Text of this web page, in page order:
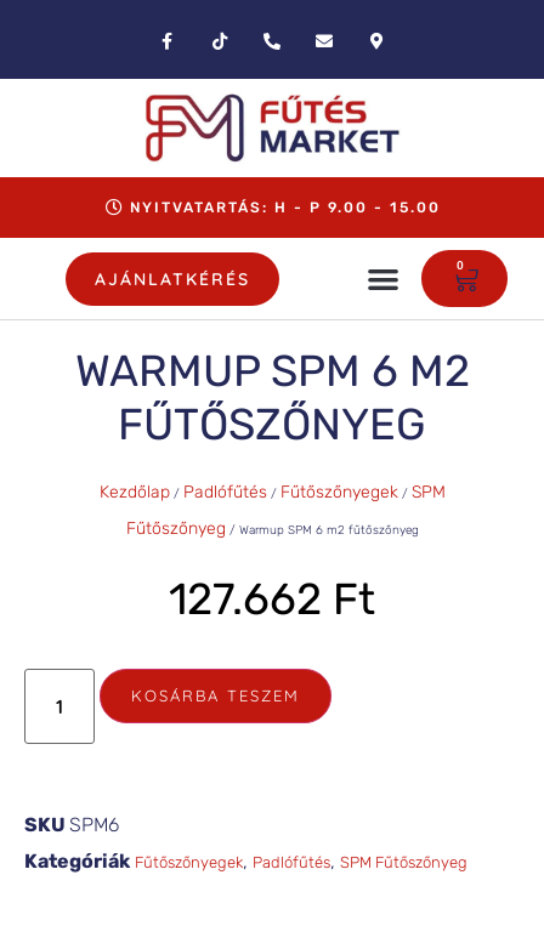
NYITVATARTÁS: H - P 9.00 - 15.00
AJÁNLATKÉRÉS
0
WARMUP SPM 6 M2
FŰTŐSZŐNYEG
Kezdőlap/ Padlófűtés/ Fűtőszőnyegek/ SPM
Fűtőszőnyeg / Warmup SPM 6 m2 fűtőszőnyeg
127.662 Ft
KOSÁRBA TESZEM
SKU SPM6
Kategóriák Fűtőszőnyegek, Padlófűtés, SPM Fűtőszőnyeg